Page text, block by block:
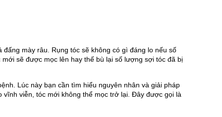
mày râu. Rụng tóc sẽ không có gì đáng lo nếu số
sẽ được mọc lên hay thế bù lại số lượng sợi tóc đã bị
Lúc này bạn cần tìm hiểu nguyên nhân và giải pháp
viễn, tóc mới không thể mọc trở lại. Đây được gọi là